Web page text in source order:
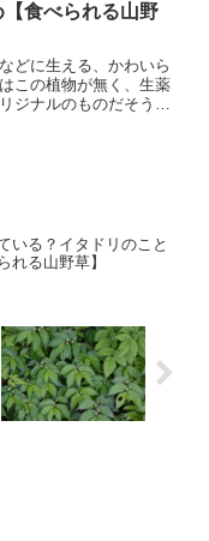
食べられる山野
どに生える、かわいら
この植物が無く、生薬
ジナルのものだそう。
いる？イタドリのこと
れる山野草】